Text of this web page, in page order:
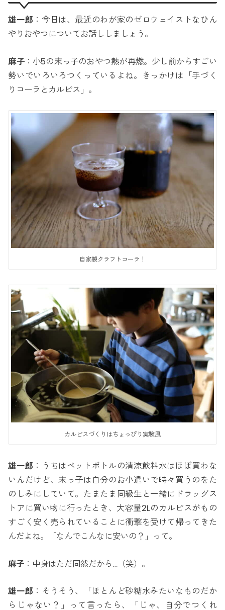
雄一郎 ：今日は、最近のわが家のゼロウェイストなひん
やりおやつについてお話ししましょう。
麻子：小5の末っ子のおやつ熱が再燃。少し前からすごい
勢いでいろいろつくっているよね。きっかけは「手づく
りコーラとカルピス」。
自家製クラフトコーラ！
カルピスづくりはちょっぴり実験風
雄一郎 ：うちはペットボトルの清涼飲料水はほぼ買わな
いんだけど、末っ子は自分のお小遣いで時々買うのをた
のしみにしていて。たまたま同級生と一緒にドラッグス
トアに買い物に行ったとき、大容量2Lのカルピスがもの
すごく安く売られていることに衝撃を受けて帰ってきた
んだよね。「なんでこんなに安いの？」って。
麻子 ：中身はただ同然だから…（笑）。
雄一郎 ：そうそう、「ほとんど砂糖水みたいなものだか
らじゃない？」って言ったら、「じゃ、自分でつくれ